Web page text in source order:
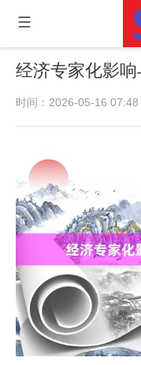
经济专家化影
时间：2026-05-16 07:48